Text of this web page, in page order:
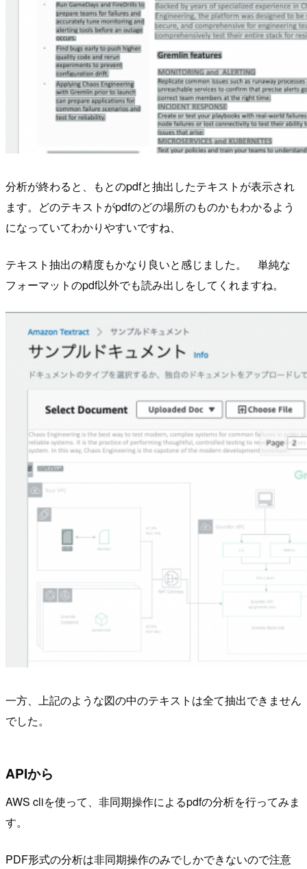
分析が終わると、もとのpdfと抽出したテキストが表示され
ます。どのテキストがpdfのどの場所のものかもわかるよう
になっていてわかりやすいですね、
テキスト抽出の精度もかなり良いと感じました。 単純な
フォーマットのpdf以外でも読み出しをしてくれますね。
一方、上記のような図の中のテキストは全て抽出できません
でした。
APIから
AWS cliを使って、非同期操作によるpdfの分析を行ってみま
す。
PDF形式の分析は非同期操作のみでしかできないので注意